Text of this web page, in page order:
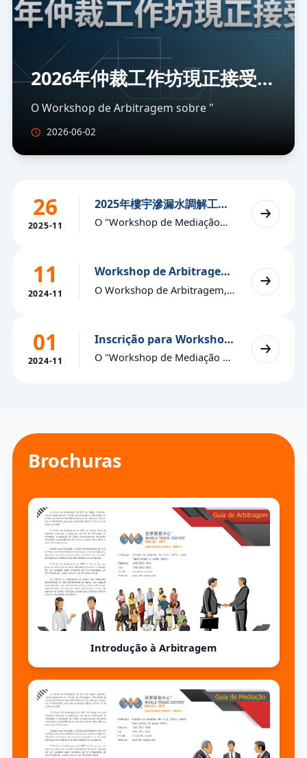
2026年仲裁工作坊現正接受報
名
O Workshop de Arbitragem sobre "
2026-06-02
26
2025-11
2025年樓宇滲漏水調解工作
坊現正接受報名
（Disponível apenas em
O "Workshop de Mediação
"Centro de Arbitragem do
Macau", tem inscrições
quarta-feira, 10 de dezembro
de 2025. Consulte o anúncio e
11
2024-11
Workshop de Arbitragem
O Workshop de Arbitragem,
Trade Centre, tem inscrições
abertas. O prazo limite para a
inscrição é às 17h30 de
01
2024-11
Inscrição para Workshop
de Mediação de Disputas
de Investimento CEP
O "Workshop de Mediação de
Comércio Mundial de Macau",
prazo limite para a inscrição é
feira)
Brochuras
Introdução à Arbitragem